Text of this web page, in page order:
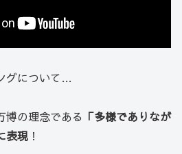
グについて…
博の理念である 「多様でありなが
表現 ！